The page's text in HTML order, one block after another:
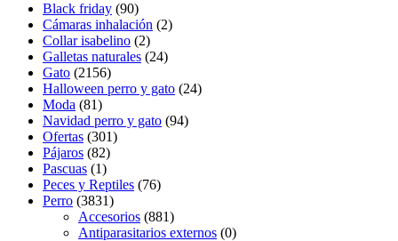
Black friday (90)
Cámaras inhalación (2)
Collar isabelino (2)
Galletas naturales (24)
Gato (2156)
Halloween perro y gato (24)
Moda (81)
Navidad perro y gato (94)
Ofertas (301)
Pájaros (82)
Pascuas (1)
Peces y Reptiles (76)
Perro (3831)
Accesorios (881)
Antiparasitarios externos (0)